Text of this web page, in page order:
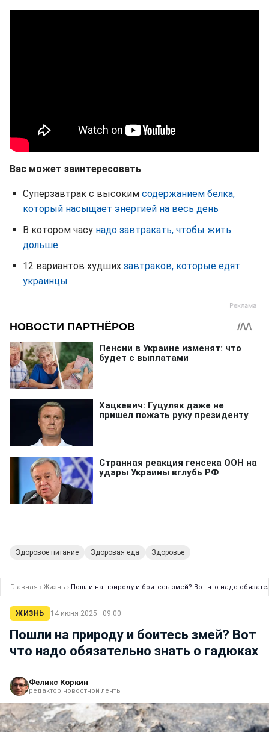
Вас может заинтересовать
Суперзавтрак с высоким содержанием белка,
который насыщает энергией на весь день
В котором часу надо завтракать, чтобы жить
дольше
12 вариантов худших завтраков, которые едят
украинцы
Здоровое питание Здоровая еда Здоровье
Главная › Жизнь › Пошли на природу и боитесь змей? Вот что надо
ЖИЗНЬ 14 июня 2025 · 09:00
Пошли на природу и боитесь змей? Вот
что надо обязательно знать о гадюках
Феликс Коркин
редактор новостной ленты